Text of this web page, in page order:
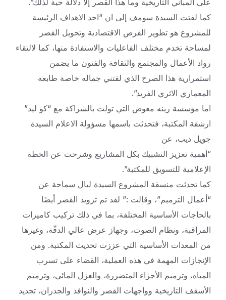
على المباني التاريخية وما هذا القصر إلا دلالة حية لذلك”.
كما لفتت السيدة سومف إلى ان “احد الاهداف الرئيسة
للمشروع هو تطوير الفرص الاقتصادية وتحويل القصر
لمساحة تخدم مختلف الفاعليات والاستفادة منها، كما لالتقاء
رواد الأعمال والمجتمع والثقافة والفنون ما يضمن
استمرارية هذا الصرح الذي لفتني جماله خاصة طابعه
المعماري الاثري الفريد”.
اما مؤسسة رينه معوض التي تولت بالشراكة مع “كو ليد”
ارشفة المكتبة، فتحدثت باسمها مسؤولة الاعلام السيدة
جويل ديب، عن
“أهمية تعزيز التشبيك بكل المشاريع وشرحت عن الخطة
الإعلامية للتسويق للمكتبة”.
كما تحدثت منسقة المشروع السيدة ليال سماحة عن
“أعمال الترميم”، وقالت :” لقد تم تزويد القصر أيضًا
بالحاجات الأساسية المختلفة، بما في ذلك تركيب كاميرات
المراقبة، ونظام الصوت، وجهاز عرض عالي الدقّة، وغيرها
من المعدات الأساسية التي عززت تحديث المكتبة. ومن
الإنجازات المهمة في هذه العملية، القضاء على تسرب
المياه، وترميم الأجزاء المتضررة، والعزل المائي، وترميم
الأسقف التاريخية وواجهات القصر والنوافذ والجدران، تجديد